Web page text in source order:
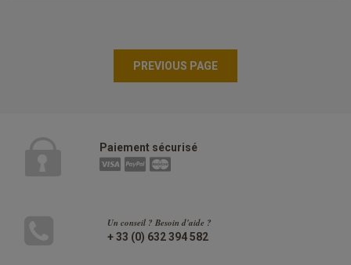
Paiement sécurisé
Un conseil ? Besoin d'aide ?
+ 33 (0) 632 394 582